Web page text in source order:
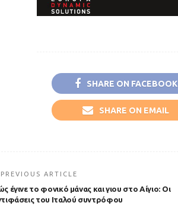
SHARE ON FACEBOOK
SHARE ON EMAIL
PREVIOUS ARTICLE
έγινε το φονικό μάνας και γιου στο Αίγιο: Οι
του Ιταλού συντρόφου